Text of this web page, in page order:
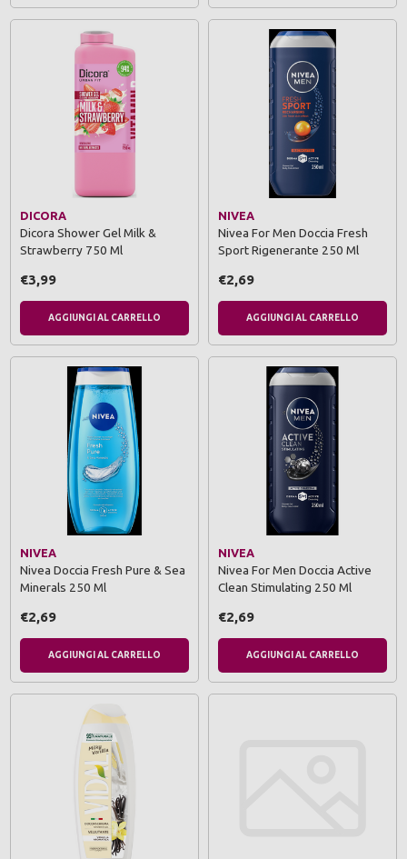
DICORA
Dicora Shower Gel Milk &
Strawberry 750 Ml
€3,99
AGGIUNGI AL CARRELLO
NIVEA
Nivea For Men Doccia Fresh
Sport Rigenerante 250 Ml
€2,69
AGGIUNGI AL CARRELLO
NIVEA
Nivea Doccia Fresh Pure & Sea
Minerals 250 Ml
€2,69
AGGIUNGI AL CARRELLO
NIVEA
Nivea For Men Doccia Active
Clean Stimulating 250 Ml
€2,69
AGGIUNGI AL CARRELLO